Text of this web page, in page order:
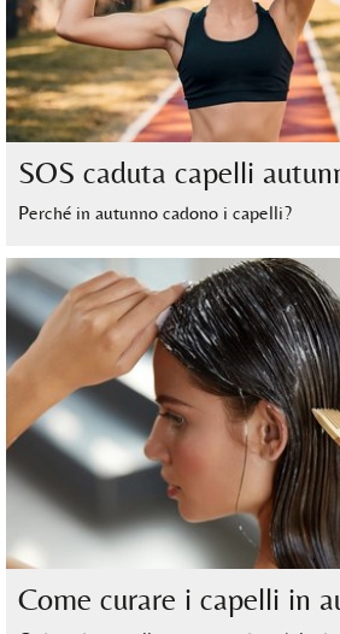
SOS caduta capelli
Perché in autunno cadono i capelli?
Come curare i capelli in